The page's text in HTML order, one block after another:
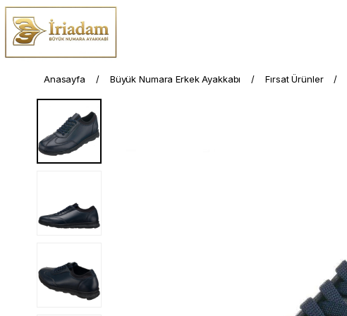
Anasayfa Büyük Numara Erkek Ayakkabı Fırsat Ürünler